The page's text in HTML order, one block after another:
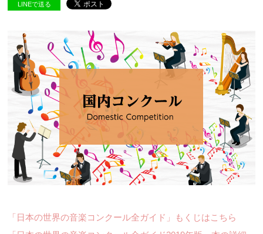
LINEで送る
「日本の世界の音楽コンクール全ガイド」もくじはこちら